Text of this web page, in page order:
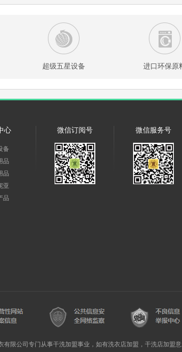
超级五星设备 进口环保原
心
备
品
品
亚
品
微信订阅号 微信服务号
有限公司专门从事干洗加盟事业，如有洗衣店加盟，干洗店加盟